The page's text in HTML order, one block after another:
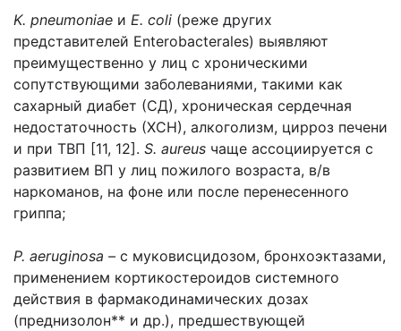
K. pneumoniae и E. coli (реже других
представителей Enterobacterales) выявляют
преимущественно у лиц с хроническими
сопутствующими заболеваниями, такими как
сахарный диабет (СД), хроническая сердечная
недостаточность (ХСН), алкоголизм, цирроз печени
и при ТВП [11, 12]. S. aureus чаще ассоциируется с
развитием ВП у лиц пожилого возраста, в/в
наркоманов, на фоне или после перенесенного
гриппа;
P. aeruginosa – с муковисцидозом, бронхоэктазами,
применением кортикостероидов системного
действия в фармакодинамических дозах
(преднизолон** и др.), предшествующей